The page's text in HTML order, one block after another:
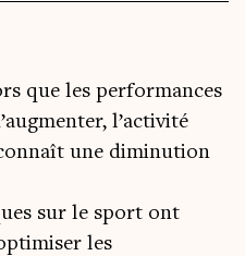
que les performances
l’activité
une diminution
sur le sport ont
les